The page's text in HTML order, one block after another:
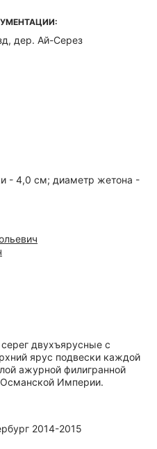
дер. Ай-Серез
- 4,0 см; диаметр жетона -
двухъярусные с
ярус подвески каждой
ажурной филигранной
Империи.
2014-2015